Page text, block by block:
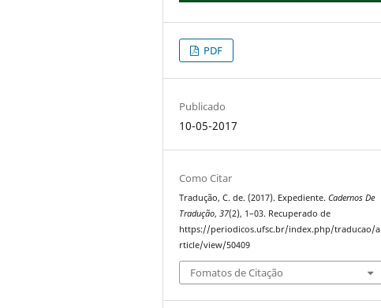
PDF
Publicado
10-05-2017
Como Citar
Tradução, C. de. (2017). Expediente.Cadernos De
Tradução,37(2), 1–03. Recuperado de
https://periodicos.ufsc.br/index.php/traducao/a
rticle/view/50409
Fomatos de Citação